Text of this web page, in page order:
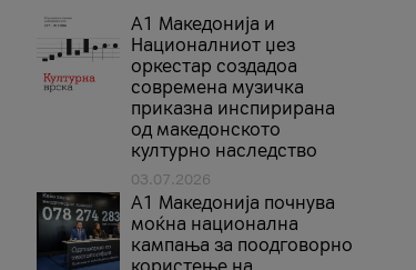
А1 Македонија и
Националниот џез
оркестар создадоа
современа музичка
приказна инспирирана
од македонското
културно наследство
03.07.2026
A1 Македонија почнува
моќна национална
кампања за поодговорно
користење на